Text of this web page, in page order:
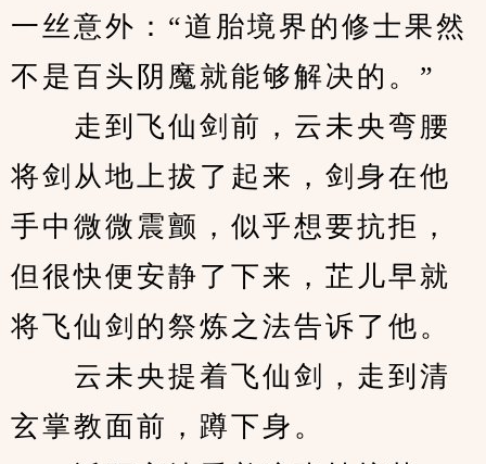
一丝意外：“道胎境界的修士果然
不是百头阴魔就能够解决的。”
走到飞仙剑前，云未央弯腰
将剑从地上拔了起来，剑身在他
手中微微震颤，似乎想要抗拒，
但很快便安静了下来，芷儿早就
将飞仙剑的祭炼之法告诉了他。
云未央提着飞仙剑，走到清
玄掌教面前，蹲下身。